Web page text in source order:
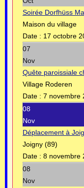
Soirée Dorfhüss
Maison du village
Date : 17 octobre
07
Nov
Quête paroissiale
Village Roderen
Date : 7 novembre
08
Nov
Déplacement à
Joigny (89)
Date : 8 novembre
08
Nov